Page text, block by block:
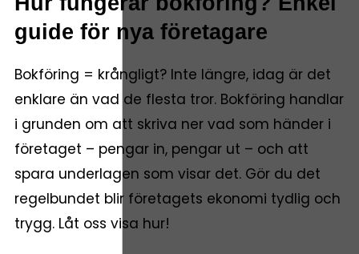
guide för nya företagare
Bokföring = krångligt? Inte längre, idag är det
enklare än vad de flesta tror. Bokföring handlar
i grunden om att skriva ner vad som händer i
företaget – pengar in, pengar ut – och att
spara underlagen som visar det. Gör du det
regelbundet blir företagets ekonomi tydlig och
trygg. Låt oss visa hur!